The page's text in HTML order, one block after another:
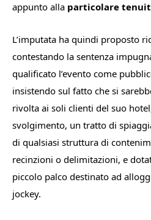
appunto alla particolare
L’imputata ha quindi proposto
contestando la sentenza
qualificato l’evento come
insistendo sul fatto che si
rivolta ai soli clienti del suo
svolgimento, un tratto di
di qualsiasi struttura di
recinzioni o delimitazioni, e
piccolo palco destinato ad
jockey.